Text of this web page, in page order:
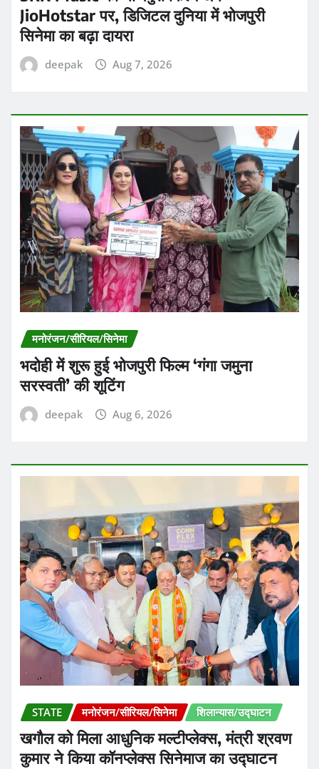
JioHotstar पर, डिजिटल दुनिया में भोजपुरी
सिनेमा का बढ़ा दायरा
deepak Aug 7, 2026
मनोरंजन/सीरियल/सिनेमा
भदोही में शुरू हुई भोजपुरी फिल्म ‘गंगा जमुना
सरस्वती’ की शूटिंग
deepak Aug 6, 2026
STATE मनोरंजन/सीरियल/सिनेमा शिलान्यास/उद्घाटन
खगौल को मिला आधुनिक मल्टीप्लेक्स, मंत्री श्रवण
कुमार ने किया कॉनप्लेक्स सिनेमाज का उद्घाटन